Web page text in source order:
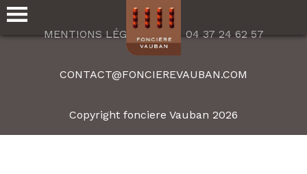
MENTIONS LÉGALES 04 37 24 62 57
CONTACT@FONCIEREVAUBAN.COM
Copyright fonciere Vauban 2026